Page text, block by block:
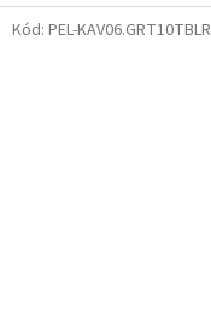
Kód:PEL-KAV06.GRT10TBLR